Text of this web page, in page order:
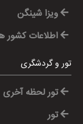
ویزا شینگن
اطلاعات کشور
تور و گردشگری
تور لحظه آخری
تور